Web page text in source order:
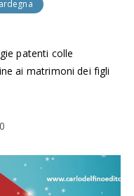
patenti colle
ai matrimoni dei figli